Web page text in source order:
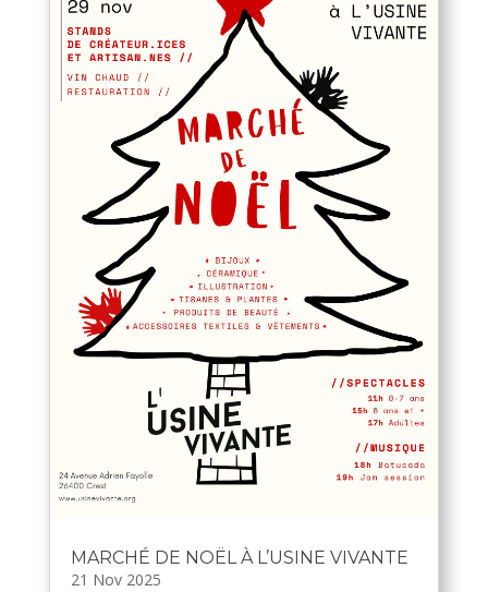
MARCHÉ DE NOËL À L’USINE VIVANTE
21 Nov 2025